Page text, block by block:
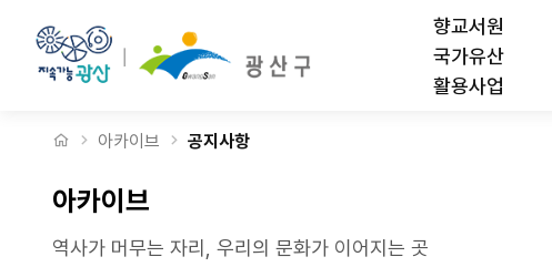
상단메뉴
향교서원
국가유산
활용사업
처음으로
아카이브 공지사항
아카이브
역사가 머무는 자리, 우리의 문화가 이어지는 곳